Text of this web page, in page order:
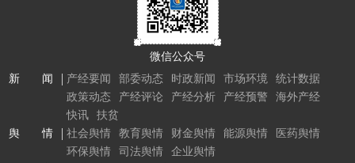
微信公众号
新 闻
产经要闻 部委动态 时政新闻 市场环境
统计数据
政策动态
产经评论 产经分析 产经预警
海外产经
快讯
扶贫
舆 情
社会舆情 教育舆情 财金舆情 能源舆情
医药舆情
环保舆情
司法舆情
企业舆情